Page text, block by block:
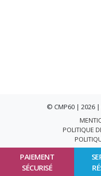
PAIEMENT
SÉCURISÉ
© CMP60 | 2026 |
POLITIQUE